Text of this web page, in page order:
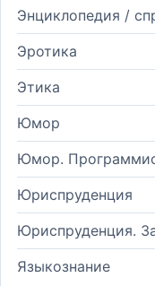
Энциклопедия /
Эротика
Этика
Юмор
Юмор.
Юриспруденция
Юриспруденция.
Языкознание